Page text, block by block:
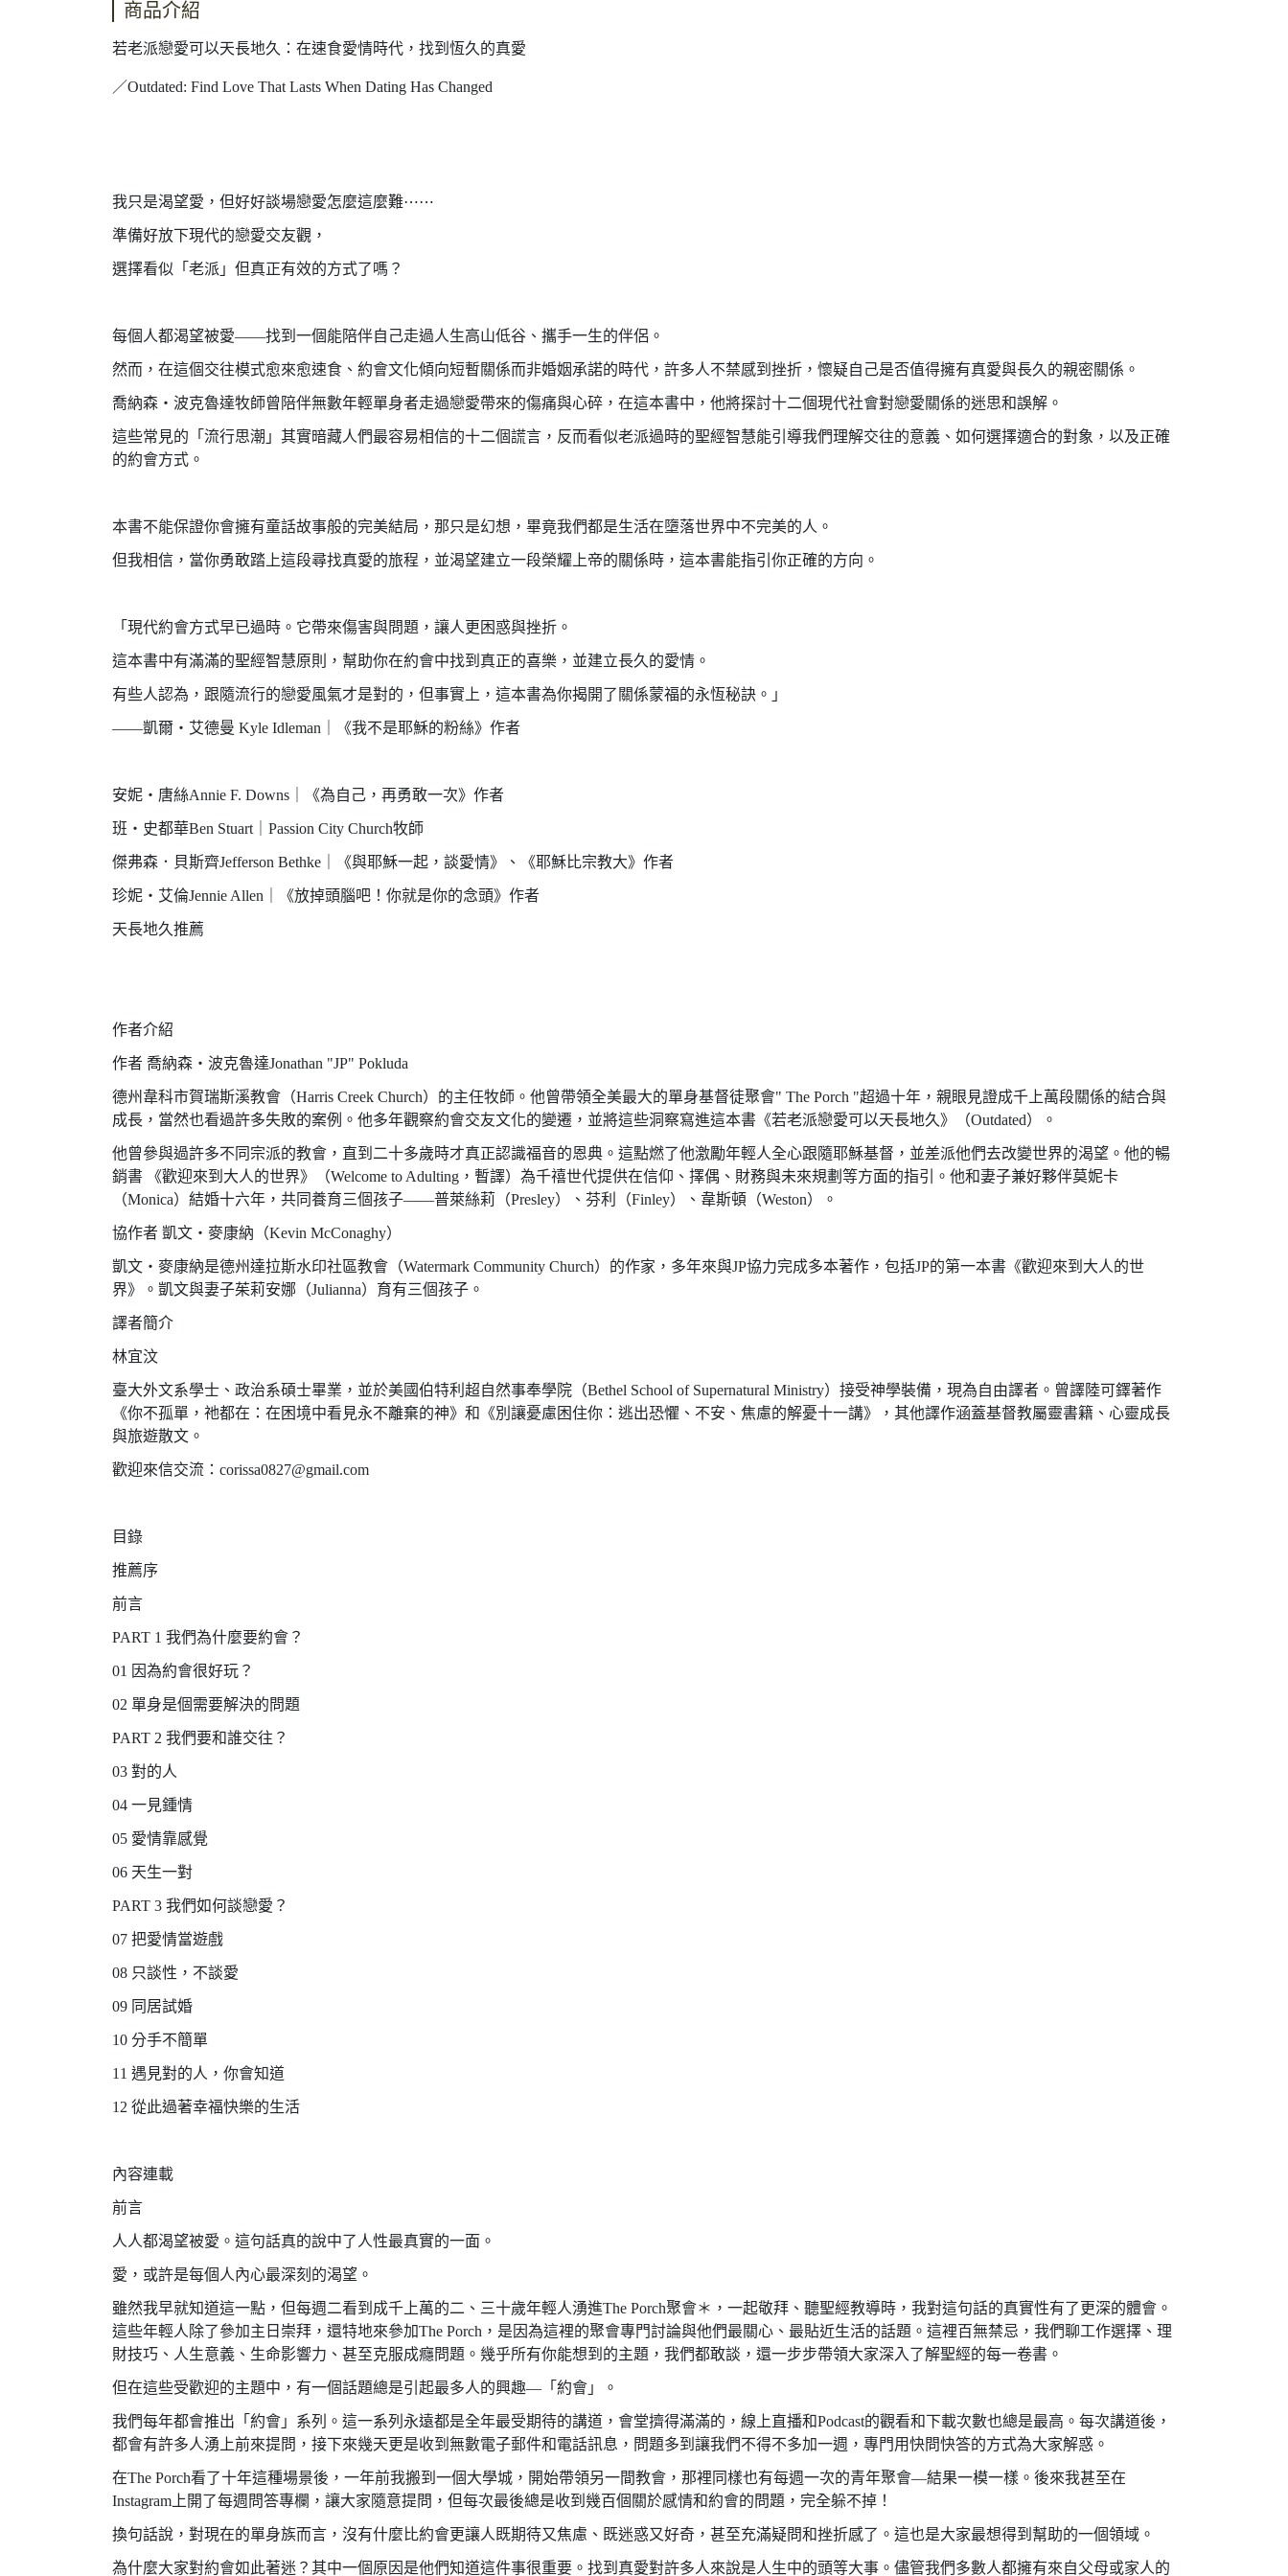
商品介紹
若老派戀愛可以天長地久：在速食愛情時代，找到恆久的真愛
／Outdated: Find Love That Lasts When Dating Has Changed
我只是渴望愛，但好好談場戀愛怎麼這麼難⋯⋯
準備好放下現代的戀愛交友觀，
選擇看似「老派」但真正有效的方式了嗎？
每個人都渴望被愛——找到一個能陪伴自己走過人生高山低谷、攜手一生的伴侶。
然而，在這個交往模式愈來愈速食、約會文化傾向短暫關係而非婚姻承諾的時代，許多人不禁感到挫折，懷疑自己是否值得擁有真愛與長久的親密關係。
喬納森・波克魯達牧師曾陪伴無數年輕單身者走過戀愛帶來的傷痛與心碎，在這本書中，他將探討十二個現代社會對戀愛關係的迷思和誤解。
這些常見的「流行思潮」其實暗藏人們最容易相信的十二個謊言，反而看似老派過時的聖經智慧能引導我們理解交往的意義、如何選擇適合的對象，以及正確
的約會方式。
本書不能保證你會擁有童話故事般的完美結局，那只是幻想，畢竟我們都是生活在墮落世界中不完美的人。
但我相信，當你勇敢踏上這段尋找真愛的旅程，並渴望建立一段榮耀上帝的關係時，這本書能指引你正確的方向。
「現代約會方式早已過時。它帶來傷害與問題，讓人更困惑與挫折。
這本書中有滿滿的聖經智慧原則，幫助你在約會中找到真正的喜樂，並建立長久的愛情。
有些人認為，跟隨流行的戀愛風氣才是對的，但事實上，這本書為你揭開了關係蒙福的永恆秘訣。」
——凱爾・艾德曼 Kyle Idleman｜《我不是耶穌的粉絲》作者
安妮・唐絲Annie F. Downs｜《為自己，再勇敢一次》作者
班・史都華Ben Stuart｜Passion City Church牧師
傑弗森．貝斯齊Jefferson Bethke｜《與耶穌一起，談愛情》、《耶穌比宗教大》作者
珍妮・艾倫Jennie Allen｜《放掉頭腦吧！你就是你的念頭》作者
天長地久推薦
作者介紹
作者 喬納森・波克魯達Jonathan "JP" Pokluda
德州韋科市賀瑞斯溪教會（Harris Creek Church）的主任牧師。他曾帶領全美最大的單身基督徒聚會" The Porch "超過十年，親眼見證成千上萬段關係的結合與
成長，當然也看過許多失敗的案例。他多年觀察約會交友文化的變遷，並將這些洞察寫進這本書《若老派戀愛可以天長地久》（Outdated）。
他曾參與過許多不同宗派的教會，直到二十多歲時才真正認識福音的恩典。這點燃了他激勵年輕人全心跟隨耶穌基督，並差派他們去改變世界的渴望。他的暢
銷書 《歡迎來到大人的世界》（Welcome to Adulting，暫譯）為千禧世代提供在信仰、擇偶、財務與未來規劃等方面的指引。他和妻子兼好夥伴莫妮卡
（Monica）結婚十六年，共同養育三個孩子——普萊絲莉（Presley）、芬利（Finley）、韋斯頓（Weston）。
協作者 凱文・麥康納（Kevin McConaghy）
凱文・麥康納是德州達拉斯水印社區教會（Watermark Community Church）的作家，多年來與JP協力完成多本著作，包括JP的第一本書《歡迎來到大人的世
界》。凱文與妻子茱莉安娜（Julianna）育有三個孩子。
譯者簡介
林宜汶
臺大外文系學士、政治系碩士畢業，並於美國伯特利超自然事奉學院（Bethel School of Supernatural Ministry）接受神學裝備，現為自由譯者。曾譯陸可鐸著作
《你不孤單，祂都在：在困境中看見永不離棄的神》和《別讓憂慮困住你：逃出恐懼、不安、焦慮的解憂十一講》，其他譯作涵蓋基督教屬靈書籍、心靈成長
與旅遊散文。
歡迎來信交流：corissa0827@gmail.com
目錄
推薦序
前言
PART 1 我們為什麼要約會？
01 因為約會很好玩？
02 單身是個需要解決的問題
PART 2 我們要和誰交往？
03 對的人
04 一見鍾情
05 愛情靠感覺
06 天生一對
PART 3 我們如何談戀愛？
07 把愛情當遊戲
08 只談性，不談愛
09 同居試婚
10 分手不簡單
11 遇見對的人，你會知道
12 從此過著幸福快樂的生活
內容連載
前言
人人都渴望被愛。這句話真的說中了人性最真實的一面。
愛，或許是每個人內心最深刻的渴望。
雖然我早就知道這一點，但每週二看到成千上萬的二、三十歲年輕人湧進The Porch聚會＊，一起敬拜、聽聖經教導時，我對這句話的真實性有了更深的體會。
這些年輕人除了參加主日崇拜，還特地來參加The Porch，是因為這裡的聚會專門討論與他們最關心、最貼近生活的話題。這裡百無禁忌，我們聊工作選擇、理
財技巧、人生意義、生命影響力、甚至克服成癮問題。幾乎所有你能想到的主題，我們都敢談，還一步步帶領大家深入了解聖經的每一卷書。
但在這些受歡迎的主題中，有一個話題總是引起最多人的興趣—「約會」。
我們每年都會推出「約會」系列。這一系列永遠都是全年最受期待的講道，會堂擠得滿滿的，線上直播和Podcast的觀看和下載次數也總是最高。每次講道後，
都會有許多人湧上前來提問，接下來幾天更是收到無數電子郵件和電話訊息，問題多到讓我們不得不多加一週，專門用快問快答的方式為大家解惑。
在The Porch看了十年這種場景後，一年前我搬到一個大學城，開始帶領另一間教會，那裡同樣也有每週一次的青年聚會—結果一模一樣。後來我甚至在
Instagram上開了每週問答專欄，讓大家隨意提問，但每次最後總是收到幾百個關於感情和約會的問題，完全躲不掉！
換句話說，對現在的單身族而言，沒有什麼比約會更讓人既期待又焦慮、既迷惑又好奇，甚至充滿疑問和挫折感了。這也是大家最想得到幫助的一個領域。
為什麼大家對約會如此著迷？其中一個原因是他們知道這件事很重要。找到真愛對許多人來說是人生中的頭等大事。儘管我們多數人都擁有來自父母或家人的